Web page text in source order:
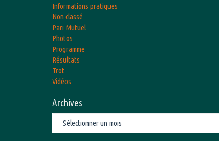
Informations pratiques
Non classé
Pari Mutuel
Photos
Programme
Résultats
Trot
Vidéos
Archives